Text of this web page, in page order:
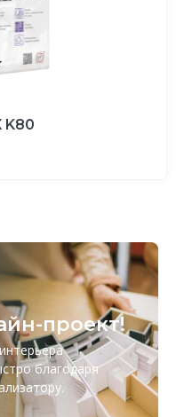
K80
проект!
благодаря
.